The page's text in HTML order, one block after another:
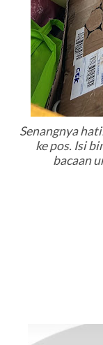
Senangnya
ke pos. Isi
bacaan